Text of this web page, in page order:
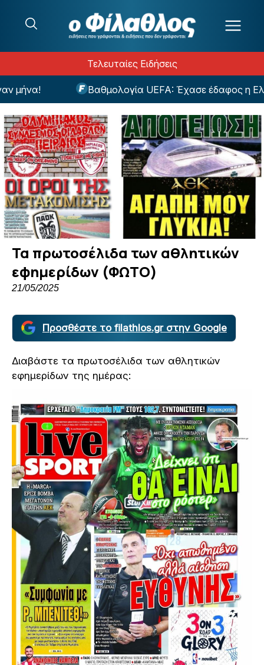
Τελευταίες Ειδήσεις
Βαθμολογία UEFA: Έχασε έδαφος η Ελλάδα
Τα πρωτοσέλιδα των αθλητικών
εφημερίδων (ΦΩΤΟ)
21/05/2025
Προσθέστε το filathlos.gr στην Google
Διαβάστε τα πρωτοσέλιδα των αθλητικών
εφημερίδων της ημέρας: